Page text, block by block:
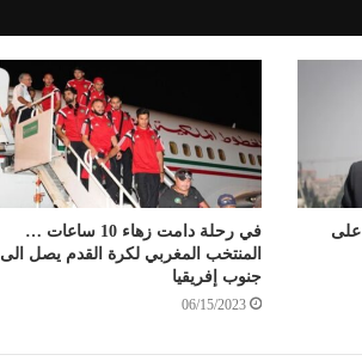
على
في رحلة دامت زهاء 10 ساعات …
المنتخب المغربي لكرة القدم يصل الى
جنوب إفريقيا
06/15/2023